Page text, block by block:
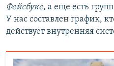
Фейсбуке, а еще есть
У нас составлен график,
действует внутренняя